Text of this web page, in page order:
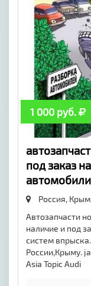
1 000 руб.
под заказ
Россия,
Автозапчасти
наличие и под
систем
России,Крыму.
Asia Topic Audi